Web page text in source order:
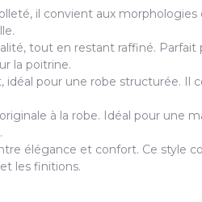
il convient aux morphologies
tout en restant raffiné. Parfait
la poitrine.
idéal pour une robe structurée. Il
à la robe. Idéal pour une
élégance et confort. Ce style
les finitions.